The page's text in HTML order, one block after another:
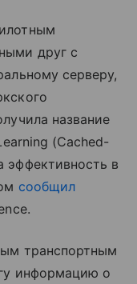
друг с
серверу,
название
(Cached-
эффективность в
сообщил
транспортным
информацию о